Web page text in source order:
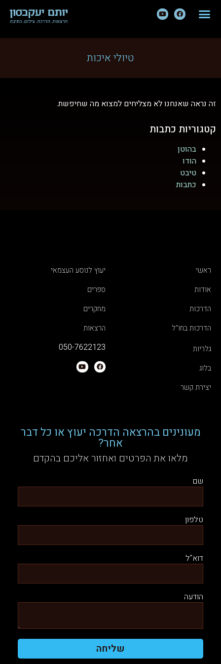
טיולי איכות
זה נראה שאנחנו לא מצליחים למצוא מה שחיפשת.
קטגוריות כתבות
בהוטן
הודו
טיבט
כתבות
ראשי
אודות
הדרכות
הדרכות בחו"ל
יעוץ לנוסע העצמאי
ספרים
מחקרים
הרצאות
גלריות
בלוג
יצירת קשר
050-7622123
מעונינים בהרצאה הדרכה יעוץ או כל דבר
אחר?
מלאו את הפרטים ואחזור אליכם בהקדם
שם
טלפון
דוא"ל
הודעה
שליחה